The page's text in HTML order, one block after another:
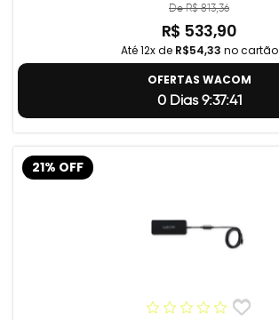
De R$ 813,36
R$ 533,90
Até 12x de R$54,33 no cartão
OFERTAS WACOM
0 Dias 9:37:40
21% OFF